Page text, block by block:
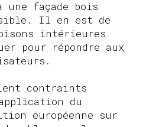
une façade bois
Il en est de
intérieures
pour répondre aux
contraints
du
européenne sur